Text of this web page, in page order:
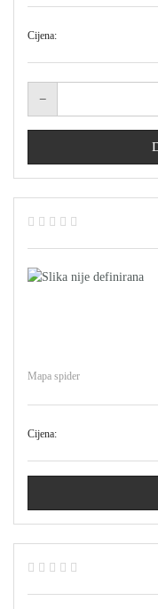
Cijena:
Mapa spider
Cijena: